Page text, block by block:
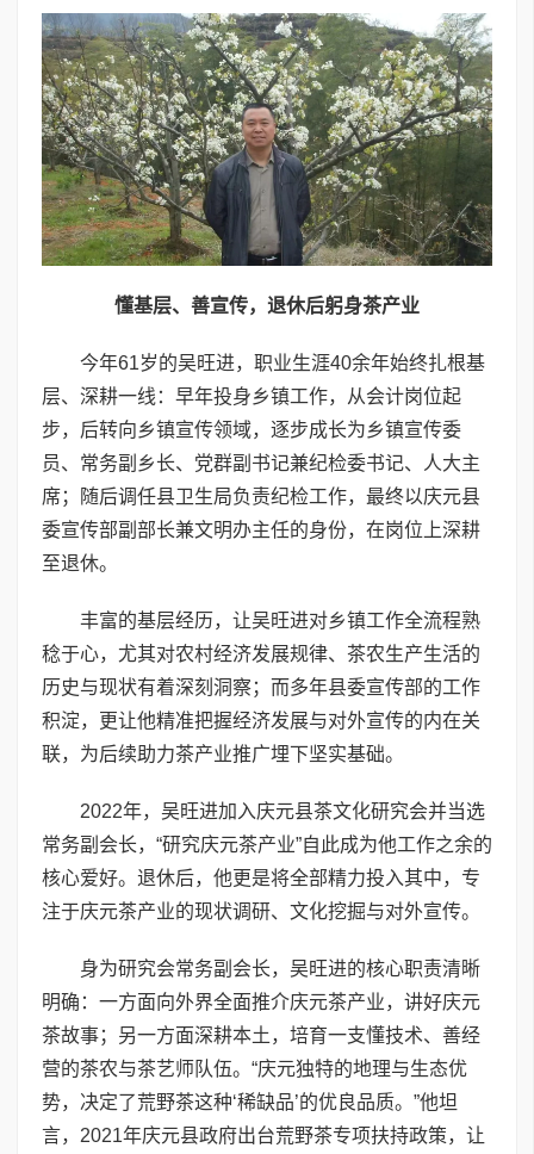
懂基层、善宣传，退休后躬身茶产业
今年61岁的吴旺进，职业生涯40余年始终扎根基
层、深耕一线：早年投身乡镇工作，从会计岗位起
步，后转向乡镇宣传领域，逐步成长为乡镇宣传委
员、常务副乡长、党群副书记兼纪检委书记、人大主
席；随后调任县卫生局负责纪检工作，最终以庆元县
委宣传部副部长兼文明办主任的身份，在岗位上深耕
至退休。
丰富的基层经历，让吴旺进对乡镇工作全流程熟
稔于心，尤其对农村经济发展规律、茶农生产生活的
历史与现状有着深刻洞察；而多年县委宣传部的工作
积淀，更让他精准把握经济发展与对外宣传的内在关
联，为后续助力茶产业推广埋下坚实基础。
2022年，吴旺进加入庆元县茶文化研究会并当选
常务副会长，“研究庆元茶产业”自此成为他工作之余的
核心爱好。退休后，他更是将全部精力投入其中，专
注于庆元茶产业的现状调研、文化挖掘与对外宣传。
身为研究会常务副会长，吴旺进的核心职责清晰
明确：一方面向外界全面推介庆元茶产业，讲好庆元
茶故事；另一方面深耕本土，培育一支懂技术、善经
营的茶农与茶艺师队伍。“庆元独特的地理与生态优
势，决定了荒野茶这种‘稀缺品’的优良品质。”他坦
言，2021年庆元县政府出台荒野茶专项扶持政策，让